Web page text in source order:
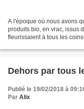
A l'époque où nous avons
produits bio, en vrac, issus
fleurissaient à tous les
Dehors par tous
Publié le 19/02/2018 à
Par Alix